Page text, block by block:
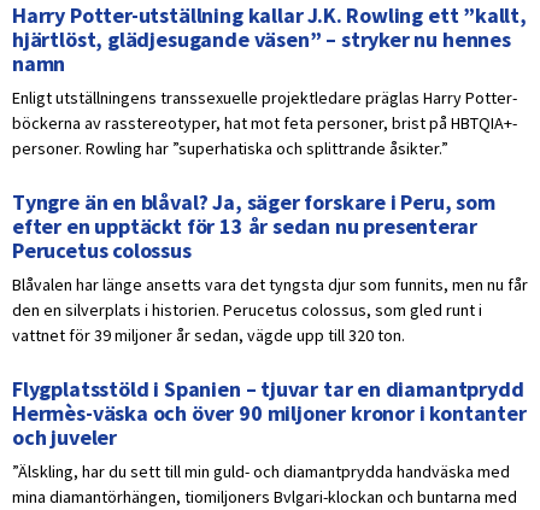
Harry Potter-utställning kallar J.K. Rowling ett ”kallt,
hjärtlöst, glädjesugande väsen” – stryker nu hennes
namn
Enligt utställningens transsexuelle projektledare präglas Harry Potter-
böckerna av rasstereotyper, hat mot feta personer, brist på HBTQIA+-
personer. Rowling har ”superhatiska och splittrande åsikter.”
Tyngre än en blåval? Ja, säger forskare i Peru, som
efter en upptäckt för 13 år sedan nu presenterar
Perucetus colossus
Blåvalen har länge ansetts vara det tyngsta djur som funnits, men nu får
den en silverplats i historien. Perucetus colossus, som gled runt i
vattnet för 39 miljoner år sedan, vägde upp till 320 ton.
Flygplatsstöld i Spanien – tjuvar tar en diamantprydd
Hermès-väska och över 90 miljoner kronor i kontanter
och juveler
”Älskling, har du sett till min guld- och diamantprydda handväska med
mina diamantörhängen, tiomiljoners Bvlgari-klockan och buntarna med